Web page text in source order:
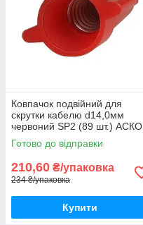
Ковпачок подвійний для
скрутки кабелю d14,0мм
червоний SР2 (89 шт.) АСКО
52716
Готово до відправки
210,60 ₴/упаковка
234 ₴/упаковка
Купити